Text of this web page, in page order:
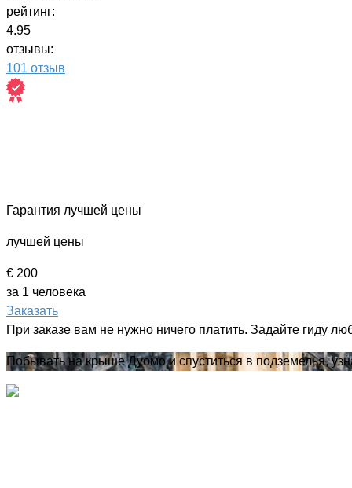
рейтинг:
4.95
отзывы:
101 отзыв
Гарантия лучшей цены
лучшей цены
€ 200
за 1 человека
Заказать
При заказе вам не нужно ничего платить. Задайте гиду
Побывать на крыше Дуомо и спуститься в подземелья,